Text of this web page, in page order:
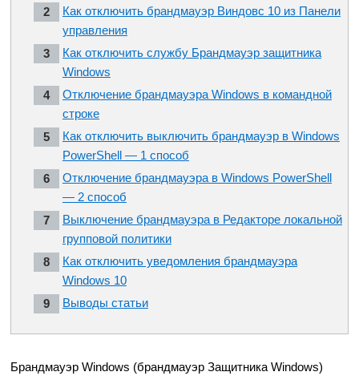
Как отключить брандмауэр Виндовс 10 из Панели
управления
Как отключить службу Брандмауэр защитника
Windows
Отключение брандмауэра Windows в командной
строке
Как отключить выключить брандмауэр в Windows
PowerShell — 1 способ
Отключение брандмауэра в Windows PowerShell
— 2 способ
Выключение брандмауэра в Редакторе локальной
групповой политики
Как отключить уведомления брандмауэра
Windows 10
Выводы статьи
Брандмауэр Windows (брандмауэр Защитника Windows)